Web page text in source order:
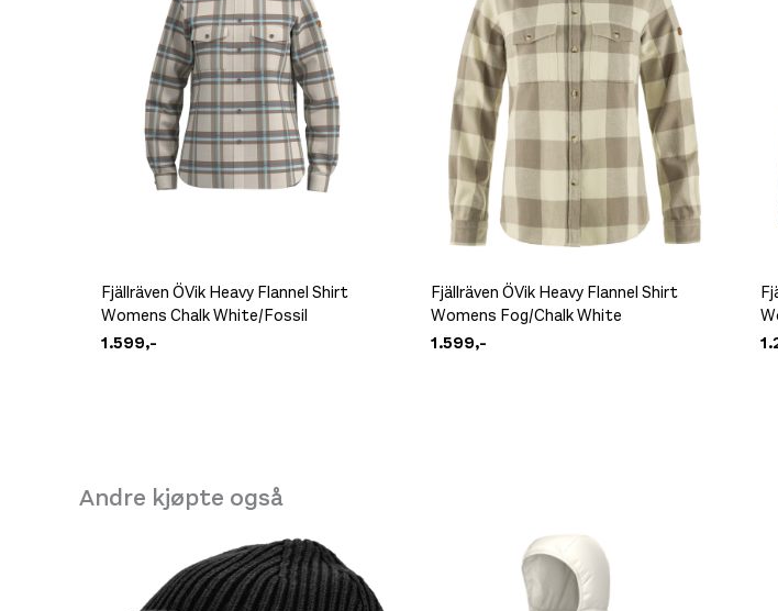
Fjällräven Fjällblomster Bandana Dark Navy
Fjällräven ÖVik Heavy Flannel Shirt
Womens Chalk White/Fossil
1.599,-
Fjällräven ÖVik Heavy Flannel Shirt
Womens Fog/Chalk White
1.599,-
Andre kjøpte også